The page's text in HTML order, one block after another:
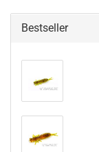
Bestseller